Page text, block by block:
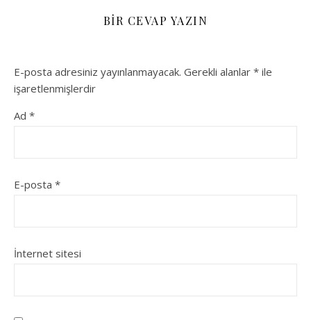
BIR CEVAP YAZIN
E-posta adresiniz yayınlanmayacak. Gerekli alanlar * ile
işaretlenmişlerdir
Ad *
E-posta *
İnternet sitesi